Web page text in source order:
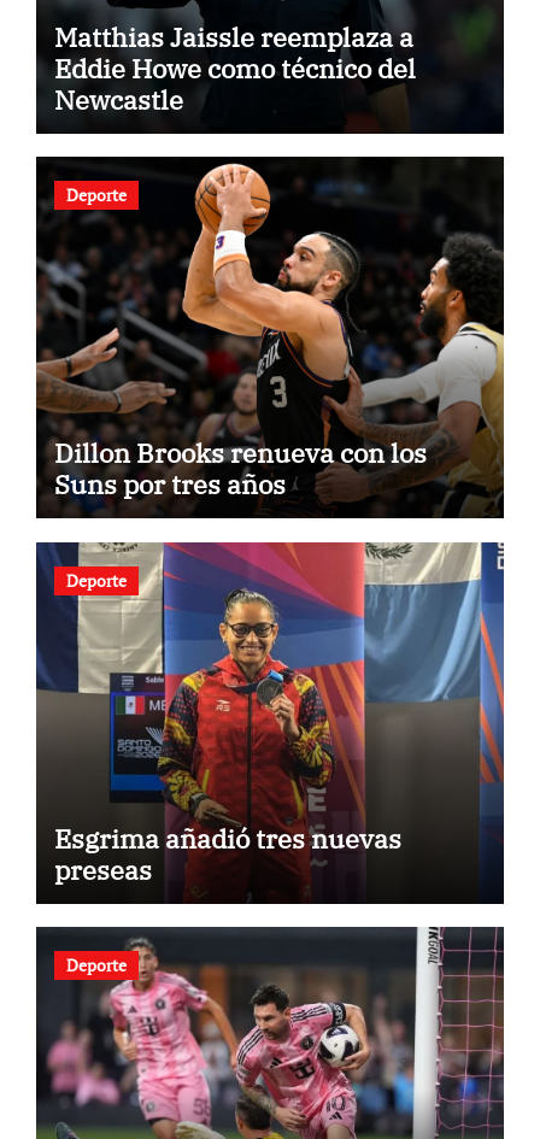
Matthias Jaissle reemplaza a
Eddie Howe como técnico del
Newcastle
Deporte
Dillon Brooks renueva con los
Suns por tres años
Deporte
Esgrima añadió tres nuevas
preseas
Deporte